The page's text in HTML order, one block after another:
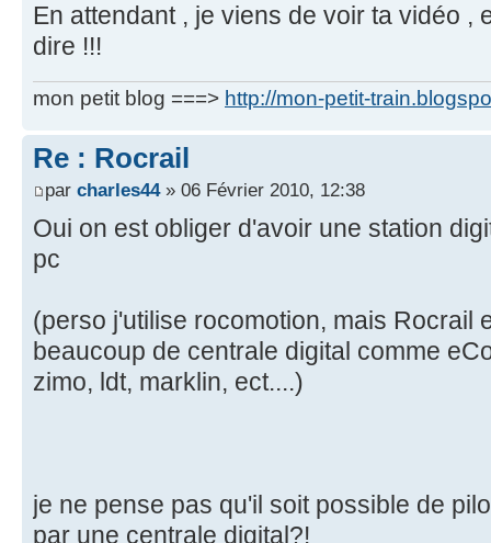
En attendant , je viens de voir ta vidéo ,
dire !!!
mon petit blog ===> http://mon-petit-
Re : Rocrail
par charles44» 06 Février 2010, 12:38
Oui on est obliger d'avoir une station
pc
(perso j'utilise rocomotion, mais Rocrail
beaucoup de centrale digital comme
zimo, ldt, marklin, ect....)
je ne pense pas qu'il soit possible de
par une centrale digital?!